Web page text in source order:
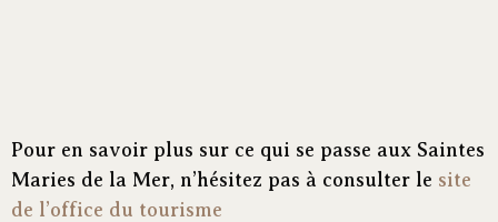
Pour en savoir plus sur ce qui se passe aux Saintes
Maries de la Mer, n’hésitez pas à consulter le site
de l’office du tourisme